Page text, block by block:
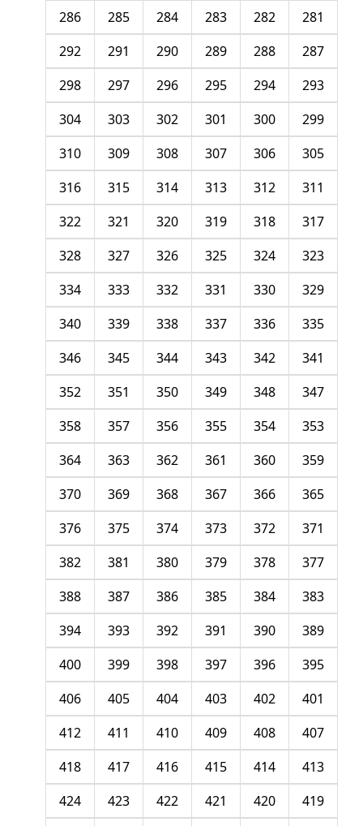
281
282
283
284
285
286
287
288
289
290
291
292
293
294
295
296
297
298
299
300
301
302
303
304
305
306
307
308
309
310
311
312
313
314
315
316
317
318
319
320
321
322
323
324
325
326
327
328
329
330
331
332
333
334
335
336
337
338
339
340
341
342
343
344
345
346
347
348
349
350
351
352
353
354
355
356
357
358
359
360
361
362
363
364
365
366
367
368
369
370
371
372
373
374
375
376
377
378
379
380
381
382
383
384
385
386
387
388
389
390
391
392
393
394
395
396
397
398
399
400
401
402
403
404
405
406
407
408
409
410
411
412
413
414
415
416
417
418
419
420
421
422
423
424